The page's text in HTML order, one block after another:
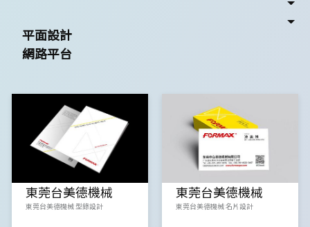
平面設計
網路平台
東莞台美德機械
東莞台美德機械 型錄設計
東莞台美德機械
東莞台美德機械 名片設計